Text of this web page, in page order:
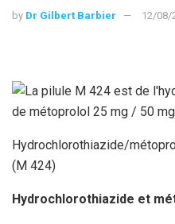
by Dr Gilbert Barbier 12/08/
Hydrochlorothiazide/
(M 424)
Hydrochlorothiazide et